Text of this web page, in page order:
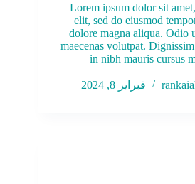
Lorem ipsum dolor sit
elit, sed do eiusmod
dolore magna aliqua. Odio
maecenas volutpat.
in nibh mauris cursus
فبراير 8, 2024